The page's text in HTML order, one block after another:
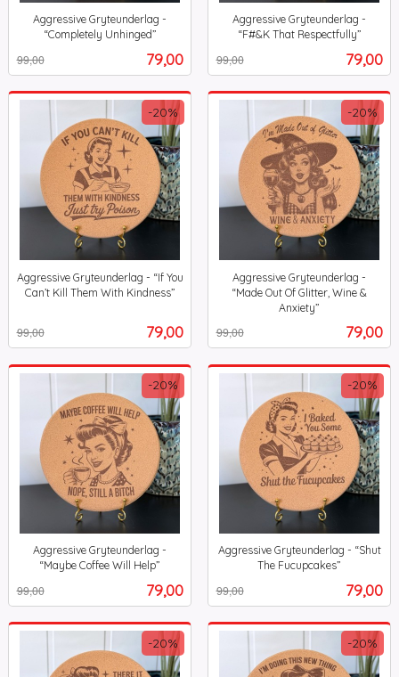
Aggressive Gryteunderlag -
“Completely Unhinged”
Tilbud
79,00
99,00
mva.
Aggressive Gryteunderlag -
“F#&K That Respectfully”
Tilbud
79,00
99,00
mva.
Aggressive Gryteunderlag - “If You
Can’t Kill Them With Kindness”
Tilbud
79,00
99,00
-20%
Aggressive Gryteunderlag -
“Made Out Of Glitter, Wine &
Anxiety”
Tilbud
79,00
99,00
-20%
mva.
Aggressive Gryteunderlag -
“Maybe Coffee Will Help”
Tilbud
79,00
99,00
-20%
mva.
Aggressive Gryteunderlag - “Shut
The Fucupcakes”
Tilbud
79,00
99,00
-20%
mva.
-20% -20%